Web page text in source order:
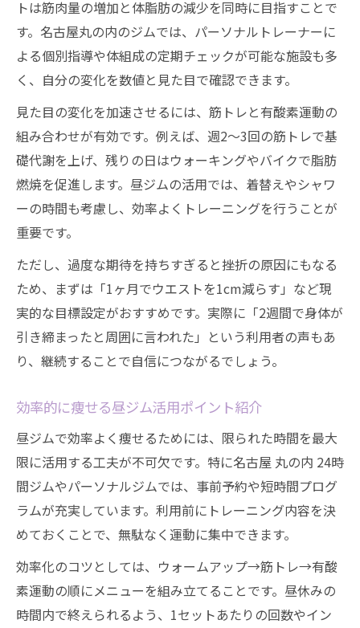
トは筋肉量の増加と体脂肪の減少を同時に目指すことで
す。名古屋丸の内のジムでは、パーソナルトレーナーに
よる個別指導や体組成の定期チェックが可能な施設も多
く、自分の変化を数値と見た目で確認できます。
見た目の変化を加速させるには、筋トレと有酸素運動の
組み合わせが有効です。例えば、週2～3回の筋トレで基
礎代謝を上げ、残りの日はウォーキングやバイクで脂肪
燃焼を促進します。昼ジムの活用では、着替えやシャワ
ーの時間も考慮し、効率よくトレーニングを行うことが
重要です。
ただし、過度な期待を持ちすぎると挫折の原因にもなる
ため、まずは「1ヶ月でウエストを1cm減らす」など現
実的な目標設定がおすすめです。実際に「2週間で身体が
引き締まったと周囲に言われた」という利用者の声もあ
り、継続することで自信につながるでしょう。
効率的に痩せる昼ジム活用ポイント紹介
昼ジムで効率よく痩せるためには、限られた時間を最大
限に活用する工夫が不可欠です。特に名古屋 丸の内 24時
間ジムやパーソナルジムでは、事前予約や短時間プログ
ラムが充実しています。利用前にトレーニング内容を決
めておくことで、無駄なく運動に集中できます。
効率化のコツとしては、ウォームアップ→筋トレ→有酸
素運動の順にメニューを組み立てることです。昼休みの
時間内で終えられるよう、1セットあたりの回数やイン